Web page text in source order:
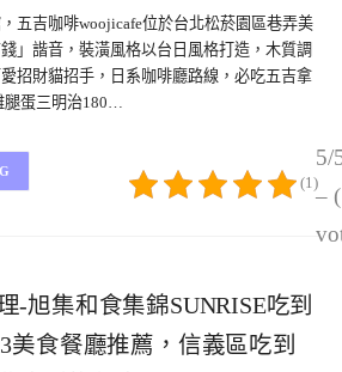
五吉咖啡woojicafe位於台北松菸園區巷弄美
」諧音，裝潢風格以台日風格打造，木質調
招財貓招手，日系咖啡廳路線，必吃五吉拿
蛋三明治180…
5/
–
(1)
-旭集和食集錦SUNRISE吃到
美食餐廳推薦，信義區吃到